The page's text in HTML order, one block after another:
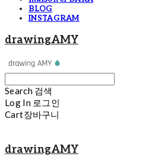
BLOG
INSTAGRAM
drawingAMY
Search 검색
Log In 로그인
Cart장바구니
drawingAMY